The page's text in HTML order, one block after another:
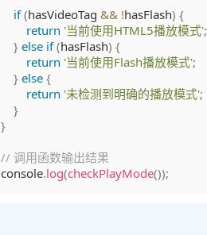
if (hasVideoTag && !hasFlash) {
return '当前使用HTML5播放模式';
} else if (hasFlash) {
return '当前使用Flash播放模式';
} else {
return '未检测到明确的播放模式';
}
}
// 调用函数输出结果
console.log(checkPlayMode());